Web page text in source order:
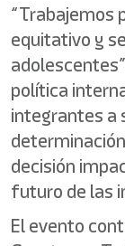
“Trabajemos
equitativo y
política
integrantes a
decisión
futuro de las
El evento